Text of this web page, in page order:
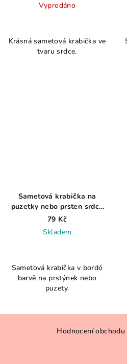
Vyprodáno
Krásná sametová krabička ve
tvaru srdce.
Sametová krabička na
puzetky nebo prsten srdce
bordó
79 Kč
Skladem
Sametová krabička v bordó
barvě na prstýnek nebo
puzety.
Hodnocení obchodu